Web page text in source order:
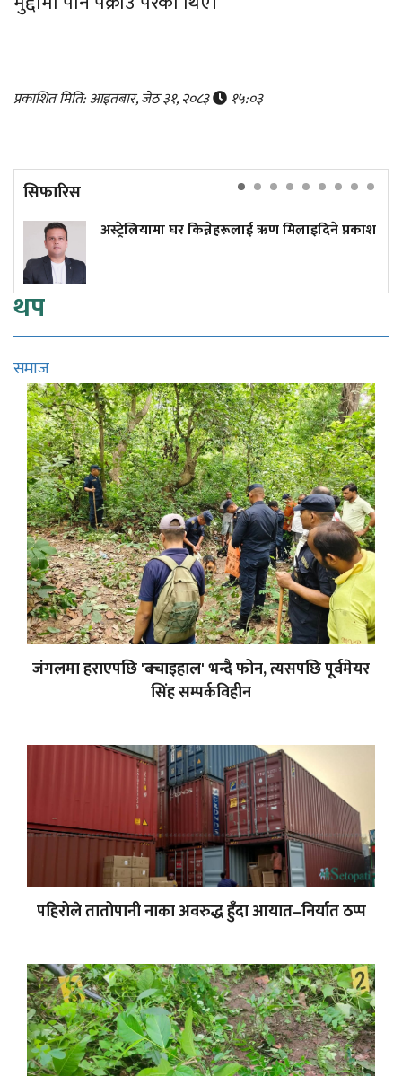
प्रकाशित मिति: आइतबार, जेठ ३१, २०८३ १५:०३
सिफारिस
अस्ट्रेलियामा घर किन्नेहरूलाई ऋण मिलाइदिने प्रकाश
थप
समाज
जंगलमा हराएपछि 'बचाइहाल' भन्दै फोन, त्यसपछि पूर्वमेयर
सिंह सम्पर्कविहीन
पहिरोले तातोपानी नाका अवरुद्ध हुँदा आयात–निर्यात ठप्प